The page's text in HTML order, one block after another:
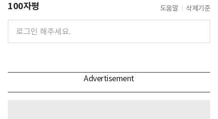
100자평 도움말 삭제기준